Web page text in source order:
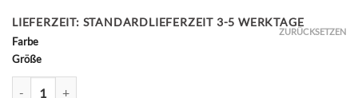
LIEFERZEIT: STANDARDLIEFERZEIT 3-5 WERKTAGE
Farbe
Größe
ZURÜCKSETZEN